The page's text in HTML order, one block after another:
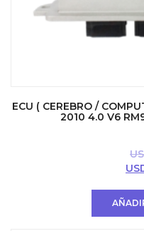
ECU ( CEREBRO /
2010 4.0 V6
El
era: